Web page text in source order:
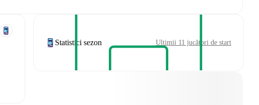
Statistici sezon Ultimii 11 jucători de start